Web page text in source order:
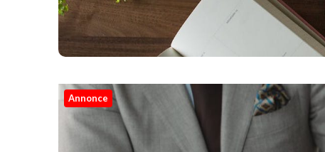
Annonce